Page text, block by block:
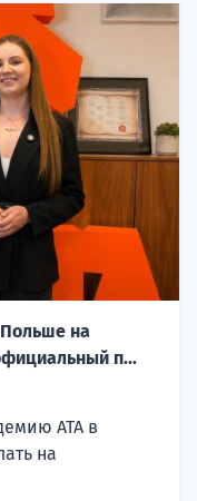
на
п...
ATA в
на